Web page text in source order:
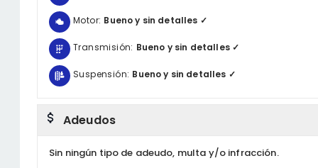
Motor: Bueno y sin detalles ✓
Transmisión: Bueno y sin detalles ✓
Suspensión: Bueno y sin detalles ✓
Adeudos
Sin ningún tipo de adeudo, multa y/o infracción.